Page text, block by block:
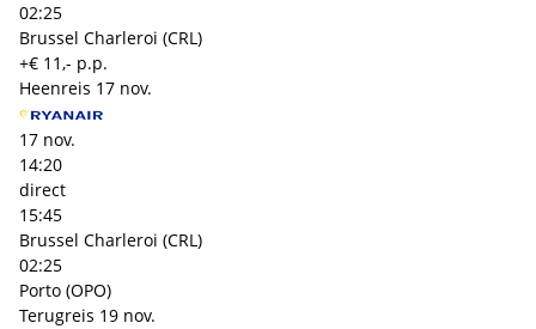
02:25
Brussel Charleroi (CRL)
+€ 11,- p.p.
Heenreis 17 nov.
17 nov.
14:20
direct
15:45
Brussel Charleroi (CRL)
02:25
Porto (OPO)
Terugreis 19 nov.